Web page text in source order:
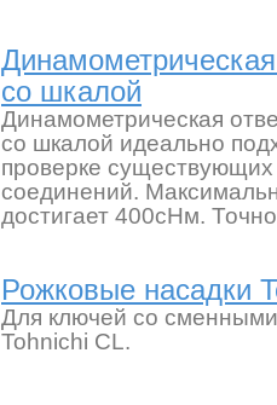
со шкалой
Динамометрическая
со шкалой идеально
проверке
соединений.
достигает 400сНм.
Рожковые насадки
Для ключей со
Tohnichi CL.